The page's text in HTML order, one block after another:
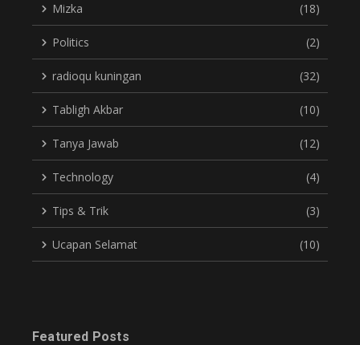
Mizka (18)
Politics (2)
radioqu kuningan (32)
Tabligh Akbar (10)
Tanya Jawab (12)
Technology (4)
Tips & Trik (3)
Ucapan Selamat (10)
Featured Posts